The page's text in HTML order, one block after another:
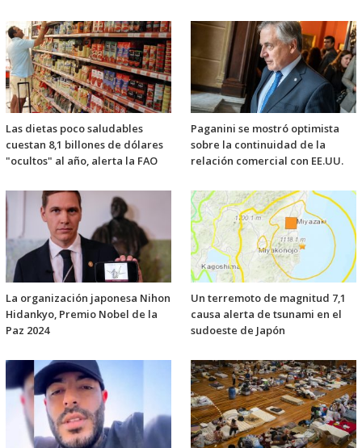
Las dietas poco saludables
cuestan 8,1 billones de dólares
"ocultos" al año, alerta la FAO
Paganini se mostró optimista
sobre la continuidad de la
relación comercial con EE.UU.
La organización japonesa Nihon
Hidankyo, Premio Nobel de la
Paz 2024
Un terremoto de magnitud 7,1
causa alerta de tsunami en el
sudoeste de Japón